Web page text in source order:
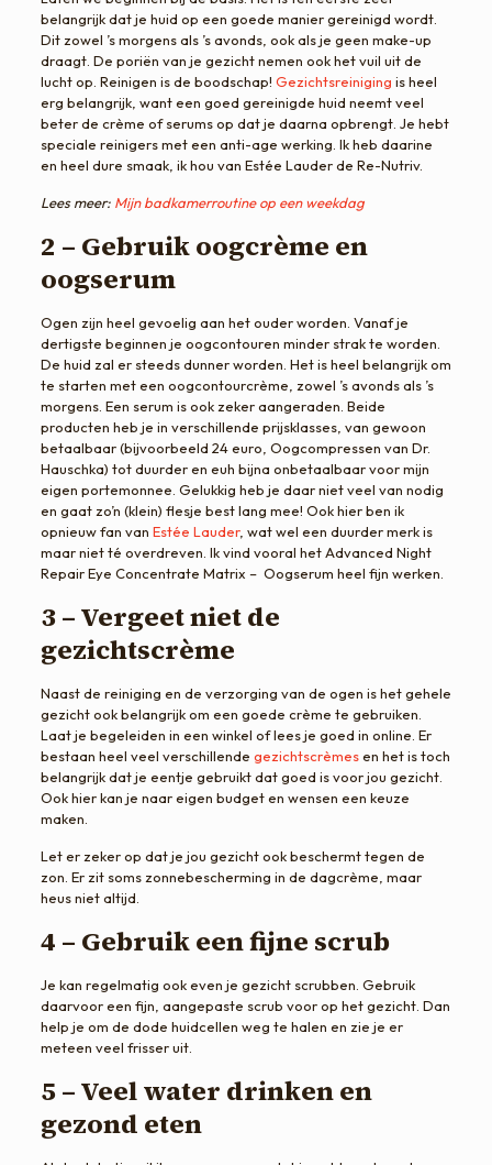
belangrijk dat je huid op een goede manier gereinigd wordt.
Dit zowel ’s morgens als ’s avonds, ook als je geen make-up
draagt. De poriën van je gezicht nemen ook het vuil uit de
lucht op. Reinigen is de boodschap! Gezichtsreiniging is heel
erg belangrijk, want een goed gereinigde huid neemt veel
beter de crème of serums op dat je daarna opbrengt. Je hebt
speciale reinigers met een anti-age werking. Ik heb daarine
en heel dure smaak, ik hou van Estée Lauder de Re-Nutriv.
Lees meer: Mijn badkamerroutine op een weekdag
2 – Gebruik oogcrème en
oogserum
Ogen zijn heel gevoelig aan het ouder worden. Vanaf je
dertigste beginnen je oogcontouren minder strak te worden.
De huid zal er steeds dunner worden. Het is heel belangrijk om
te starten met een oogcontourcrème, zowel ’s avonds als ’s
morgens. Een serum is ook zeker aangeraden. Beide
producten heb je in verschillende prijsklasses, van gewoon
betaalbaar (bijvoorbeeld 24 euro, Oogcompressen van Dr.
Hauschka) tot duurder en euh bijna onbetaalbaar voor mijn
eigen portemonnee. Gelukkig heb je daar niet veel van nodig
en gaat zo’n (klein) flesje best lang mee! Ook hier ben ik
opnieuw fan van Estée Lauder, wat wel een duurder merk is
maar niet té overdreven. Ik vind vooral het Advanced Night
Repair Eye Concentrate Matrix – Oogserum heel fijn werken.
3 – Vergeet niet de
gezichtscrème
Naast de reiniging en de verzorging van de ogen is het gehele
gezicht ook belangrijk om een goede crème te gebruiken.
Laat je begeleiden in een winkel of lees je goed in online. Er
bestaan heel veel verschillende gezichtscrèmesen het is toch
belangrijk dat je eentje gebruikt dat goed is voor jou gezicht.
Ook hier kan je naar eigen budget en wensen een keuze
maken.
Let er zeker op dat je jou gezicht ook beschermt tegen de
zon. Er zit soms zonnebescherming in de dagcrème, maar
heus niet altijd.
4 – Gebruik een fijne scrub
Je kan regelmatig ook even je gezicht scrubben. Gebruik
daarvoor een fijn, aangepaste scrub voor op het gezicht. Dan
help je om de dode huidcellen weg te halen en zie je er
meteen veel frisser uit.
5 – Veel water drinken en
gezond eten